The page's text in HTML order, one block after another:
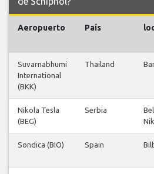
Aeropuerto País
Suvarnabhumi
International
(BKK)
Thailand
Nikola Tesla
(BEG)
Serbia
Sondica (BIO) Spain